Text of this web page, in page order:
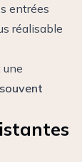
entrées
réalisable